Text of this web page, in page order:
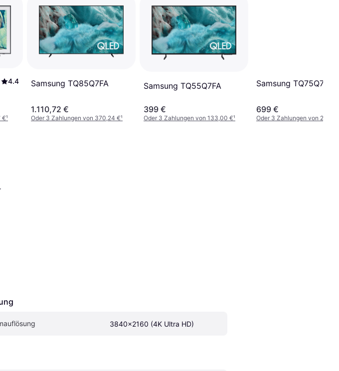
4.4
€¹
Samsung TQ85Q7FA
1.110,72 €
Oder 3 Zahlungen von 370,24 €¹
Samsung TQ55Q7FA
399 €
Oder 3 Zahlungen von 133,00 €¹
Samsung TQ75Q7FA
699 €
Oder 3 Zahlungen von
3840x2160 (4K Ultra HD)